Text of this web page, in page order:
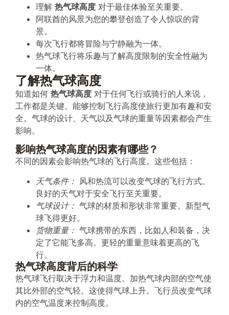
理解 热气球高度 对于最佳体验至关重要。
阿联酋的风景为您的攀登创造了令人惊叹的背
景。
每次飞行都将冒险与宁静融为一体。
热气球飞行将乐趣与了解高度限制的安全性融为
一体。
了解热气球高度
知道如何 热气球高度 对于任何飞行或骑行的人来说，
工作都是关键。能够控制飞行高度使旅行更加有趣和安
全。气球的设计、天气以及气球的重量等因素都会产生
影响。
影响热气球高度的因素有哪些？
不同的因素会影响热气球的飞行高度。这些包括：
天气条件： 风和热流可以改变气球的飞行方式。
良好的天气对于安全飞行至关重要。
气球设计： 气球的材质和形状非常重要。新型气
球飞得更好。
货物重量： 气球携带的东西，比如人和装备，决
定了它能飞多高。更轻的重量意味着更高的飞
行。
热气球高度背后的科学
热气球飞行取决于浮力和温度。加热气球内部的空气使
其比外部的空气轻。这使得气球上升。飞行员改变气球
内的空气温度来控制高度。